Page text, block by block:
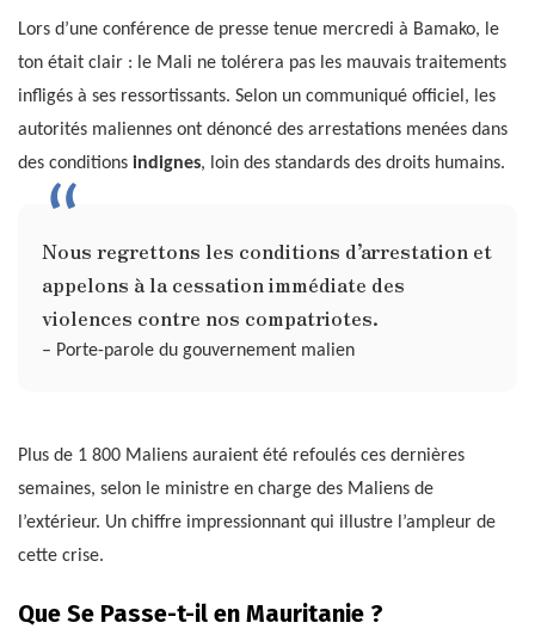
Lors d’une conférence de presse tenue mercredi à Bamako, le
ton était clair : le Mali ne tolérera pas les mauvais traitements
infligés à ses ressortissants. Selon un communiqué officiel, les
autorités maliennes ont dénoncé des arrestations menées dans
des conditions indignes, loin des standards des droits humains.
Nous regrettons les conditions d’arrestation et
appelons à la cessation immédiate des
violences contre nos compatriotes.
– Porte-parole du gouvernement malien
Plus de 1 800 Maliens auraient été refoulés ces dernières
semaines, selon le ministre en charge des Maliens de
l’extérieur. Un chiffre impressionnant qui illustre l’ampleur de
cette crise.
Que Se Passe-t-il en Mauritanie ?